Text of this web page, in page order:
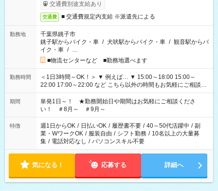
交通費別途支給あり
交通費 ■ 交通費規定内支給 ※派遣先による
勤務地
千葉県銚子市
銚子駅からバイク・車 / 犬吠駅からバイク・車 / 観音駅からバ
イク・車 / …
■物流センターなど ■勤務地選べます
勤務時間
＜1日3時間～OK！＞ ▼ 例えば… ▼ 15:00～18:00 15:00～
22:00 17:00～22:00 など こちら以外の時間もお気軽にご相談く
ださい！
期間
単発1日～！ ★勤務開始日や期間はお気軽にご相談くださ
い！ ＃8月～ ＃9月～
特徴 週1日からOK / 日払いOK / 履歴書不要 / 40～50代活躍中 / 副
業・WワークOK / 服装自由 / シフト勤務 / 10名以上の大量募
集 / 電話対応なし / パソコンスキル不要
気になる！ 応募する 詳細へ